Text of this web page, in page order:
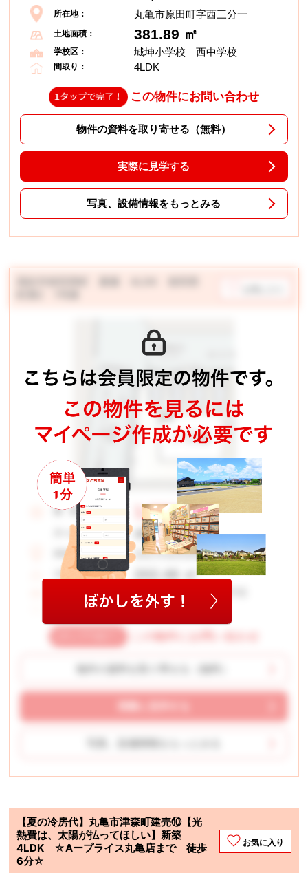
所在地： 丸亀市原田町字西三分一
土地面積： 381.89 ㎡
学校区： 城坤小学校 西中学校
間取り： 4LDK
この物件にお問い合わせ
物件の資料を取り寄せる（無料）
実際に見学する
写真、設備情報をもっとみる
価 格： 1,880万円
月々お支払い例 45,997円
所在地： 高松市前田西町字岡崎
土地面積： 202.46 ㎡
前田小学校 協和中学校
間取り： 4LDK
【夏の冷房代】丸亀市津森町建売⑩【光
熱費は、太陽が払ってほしい】新築
4LDK ☆Aープライス丸亀店まで 徒歩
6分☆
お気に入り